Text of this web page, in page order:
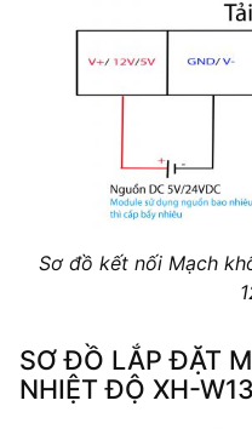
Sơ đồ kết nối Mạch
SƠ ĐỒ LẮP ĐẶT
NHIỆT ĐỘ XH-